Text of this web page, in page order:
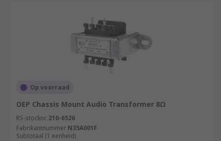
Op voorraad
OEP Chassis Mount Audio Transformer 8Ω
RS-stocknr. 210-6526
Fabrikantnummer N35A001F
Subtotaal (1 eenheid)